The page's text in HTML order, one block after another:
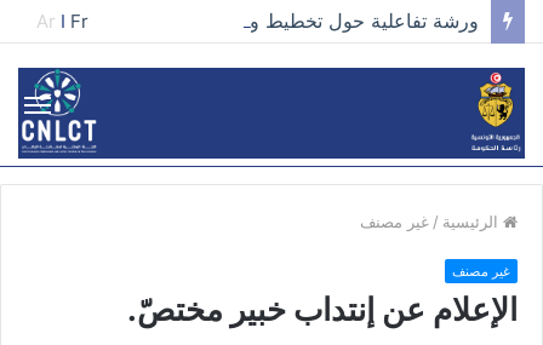
Ar I Fr
الرئيسية / غير مصنف
غير مصنف
الإعلام عن إنتداب خبير مختصّ.